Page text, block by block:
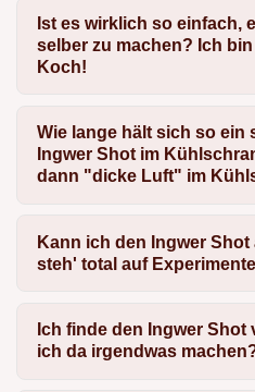
Ist es wirklich so einfach,
selber zu machen? Ich
Koch!
Wie lange hält sich so ein
Ingwer Shot im
dann "dicke Luft" im
Kann ich den Ingwer
steh' total auf
Ich finde den Ingwer Shot
ich da irgendwas